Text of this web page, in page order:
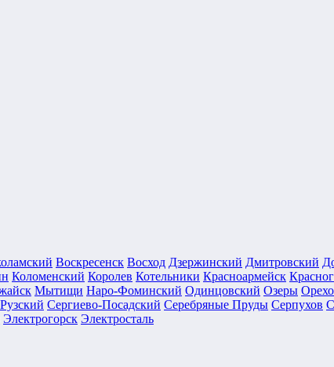
Воскресенск Восход Дзержинский Дмитровский
Коломенский Королев Котельники Красноармейск
Мытищи Наро-Фоминский Одинцовский Озеры
Рузский Сергиево-Посадский Серебряные Пруды Серпухов
Электрогорск Электросталь